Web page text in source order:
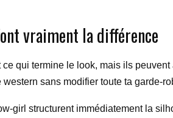
vraiment la différence
qui termine le look, mais ils
western sans modifier toute ta garde-
girl structurent immédiatement la